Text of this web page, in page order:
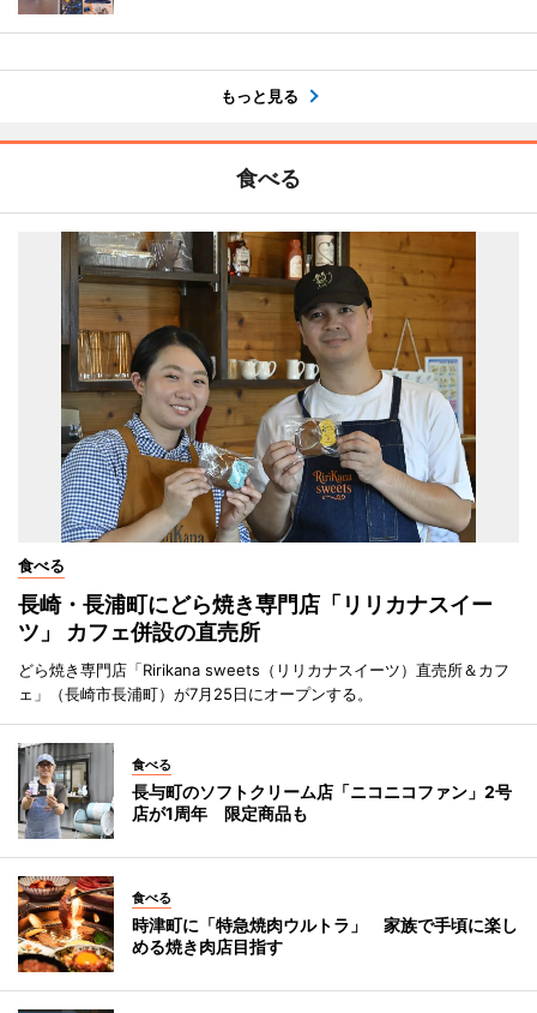
もっと見る
食べる
食べる
長崎・長浦町にどら焼き専門店「リリカナスイー
ツ」 カフェ併設の直売所
どら焼き専門店「Ririkana sweets（リリカナスイーツ）直売所＆カフ
ェ」（長崎市長浦町）が7月25日にオープンする。
食べる
長与町のソフトクリーム店「ニコニコファン」2号
店が1周年 限定商品も
食べる
時津町に「特急焼肉ウルトラ」 家族で手頃に楽し
める焼き肉店目指す